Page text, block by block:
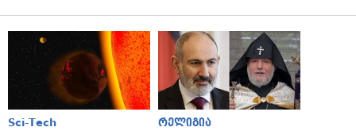
Sci-Tech რელიგია